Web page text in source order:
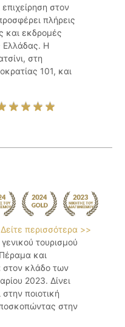
στον
πλήρεις
και εκδρομές
Ελλάδας. Η
στη
101, και
Δείτε περισσότερα >>
τουρισμού
και
στον κλάδο των
2023. Δίνει
ποιοτική
στην